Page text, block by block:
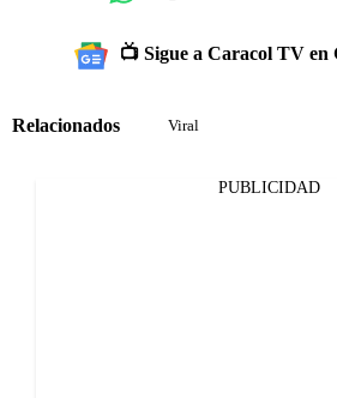
📺 Sigue a Caracol TV en
Relacionados Viral
PUBLICIDAD